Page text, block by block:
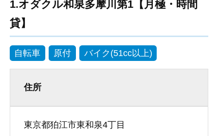
1.オダクル和泉多摩川第1【月極・時間
貸】
自転車 原付 バイク(51cc以上)
住所
東京都狛江市東和泉4丁目